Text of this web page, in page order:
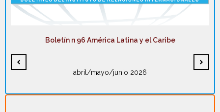
Boletín n 96 América Latina y el Caribe
abril/mayo/junio 2026